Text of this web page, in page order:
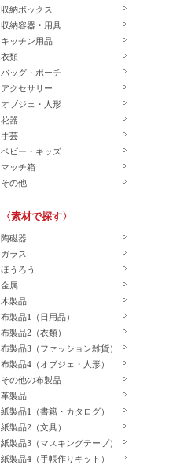
収納ボックス
収納容器・用具
キッチン用品
衣類
バッグ・ポーチ
アクセサリー
オブジェ・人形
花器
手芸
ベビー・キッズ
マッチ箱
その他
〈素材で探す〉
陶磁器
ガラス
ほうろう
金属
木製品
布製品1（日用品）
布製品2（衣類）
布製品3（ファッション雑貨）
布製品4（オブジェ・人形）
その他の布製品
革製品
紙製品1（書籍・カタログ）
紙製品2（文具）
紙製品3（マスキングテープ）
紙製品4（手帳作りキット）